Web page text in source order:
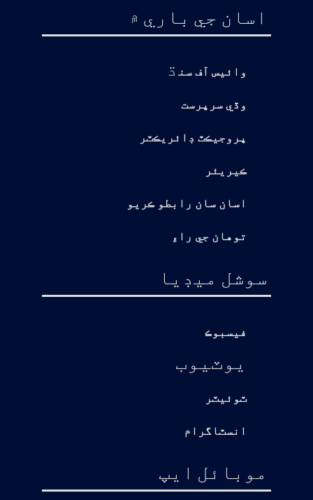
اسان جي باري ۾
وائيس آف سن ڌ
وڏي سرپرست
پروجيڪٽ ڊائريڪٽر
ڪيريئر
اسان سان رابطو ڪريو
توهان جي راءِ
سوشل ميڊيا
فيسبوڪ
يوٽيوب
ٽوئيٽر
انسٽاگرام
موبائل ايپ